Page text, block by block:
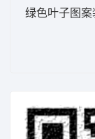
绿色叶子图案